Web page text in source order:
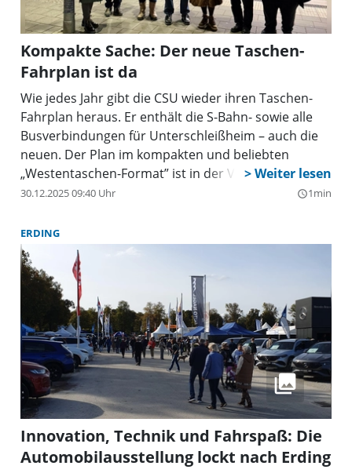
Kompakte Sache: Der neue Taschen-
Fahrplan ist da
Wie jedes Jahr gibt die CSU wieder ihren Taschen-
Fahrplan heraus. Er enthält die S-Bahn- sowie alle
Busverbindungen für Unterschleißheim – auch die
neuen. Der Plan im kompakten und beliebten
„Westentaschen-Format” ist in der Volkshochschule
sowie in verschiedenen Geschäften und
30.12.2025 09:40 Uhr query_builder1min
ERDING
Innovation, Technik und Fahrspaß: Die
Automobilausstellung lockt nach Erding